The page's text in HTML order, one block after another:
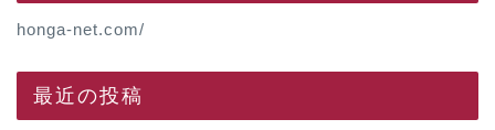
honga-net.com/
最近の投稿